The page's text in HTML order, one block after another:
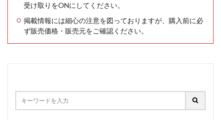
受け取りをONにしてください。
掲載情報には細心の注意を図っておりますが、購入前に必
ず販売価格・販売元をご確認ください。